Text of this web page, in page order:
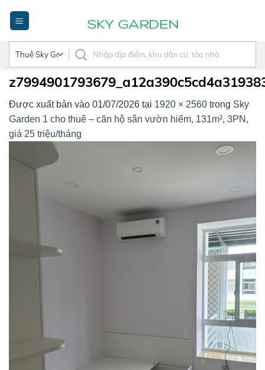
dung
Được xuất bản vào 01/07/2026 tại 1920 × 2560 trong Sky
Garden 1 cho thuê – căn hộ sân vườn hiếm, 131m², 3PN,
giá 25 triệu/tháng